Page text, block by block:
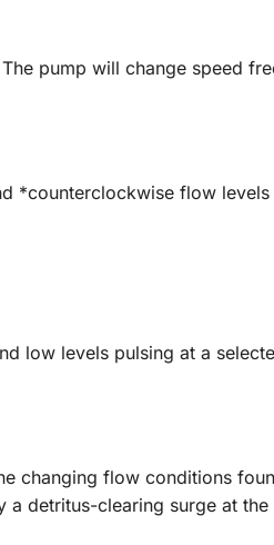
pump will change speed
*counterclockwise flow
low levels pulsing at a
changing flow conditions
detritus-clearing surge at